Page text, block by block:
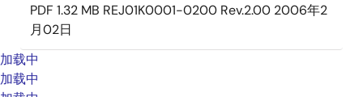
PDF 1.32 MB REJ01K0001-0200 Rev.2.00 2006年2
月02日
加载中
加载中